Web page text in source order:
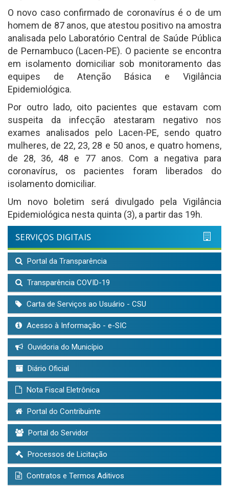
O novo caso confirmado de coronavírus é o de um
homem de 87 anos, que atestou positivo na amostra
analisada pelo Laboratório Central de Saúde Pública
de Pernambuco (Lacen-PE). O paciente se encontra
em isolamento domiciliar sob monitoramento das
equipes de Atenção Básica e Vigilância
Epidemiológica.
Por outro lado, oito pacientes que estavam com
suspeita da infecção atestaram negativo nos
exames analisados pelo Lacen-PE, sendo quatro
mulheres, de 22, 23, 28 e 50 anos, e quatro homens,
de 28, 36, 48 e 77 anos. Com a negativa para
coronavírus, os pacientes foram liberados do
isolamento domiciliar.
Um novo boletim será divulgado pela Vigilância
Epidemiológica nesta quinta (3), a partir das 19h.
SERVIÇOS DIGITAIS
Portal da Transparência
Transparência COVID-19
Carta de Serviços ao Usuário - CSU
Acesso à Informação - e-SIC
Ouvidoria do Município
Diário Oficial
Nota Fiscal Eletrônica
Portal do Contribuinte
Portal do Servidor
Processos de Licitação
Contratos e Termos Aditivos